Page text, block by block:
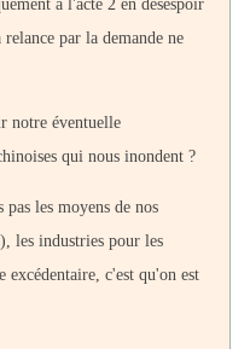
à l'acte 2 en désespoir
relance par la demande ne
notre éventuelle
qui nous inondent ?
les moyens de nos
les industries pour les
excédentaire, c'est qu'on est